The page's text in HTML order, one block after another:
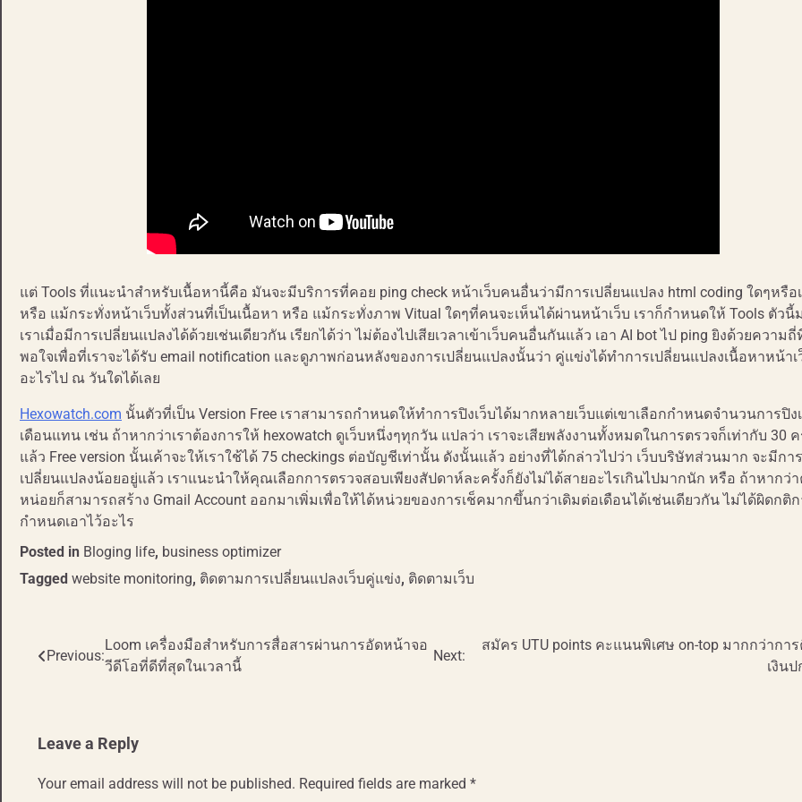
แต่ Tools ที่แนะนำสำหรับเนื้อหานี้คือ มันจะมีบริการที่คอย ping check หน้าเว็บคนอื่นว่ามีการเปลี่ยนแปลง html coding ใดๆหรือ
หรือ แม้กระทั่งหน้าเว็บทั้งส่วนที่เป็นเนื้อหา หรือ แม้กระทั่งภาพ Vitual ใดๆที่คนจะเห็นได้ผ่านหน้าเว็บ เราก็กำหนดให้ Tools ตัวนี้
เราเมื่อมีการเปลี่ยนแปลงได้ด้วยเช่นเดียวกัน เรียกได้ว่า ไม่ต้องไปเสียเวลาเข้าเว็บคนอื่นกันแล้ว เอา AI bot ไป ping ยิงด้วยความถี่
พอใจเพื่อที่เราจะได้รับ email notification และดูภาพก่อนหลังของการเปลี่ยนแปลงนั้นว่า คู่แข่งได้ทำการเปลี่ยนแปลงเนื้อหาหน้าเ
อะไรไป ณ วันใดได้เลย
Hexowatch.com นั้นตัวที่เป็น Version Free เราสามารถกำหนดให้ทำการปิงเว็บได้มากหลายเว็บแต่เขาเลือกกำหนดจำนวนการปิง
เดือนแทน เช่น ถ้าหากว่าเราต้องการให้ hexowatch ดูเว็บหนึ่งๆทุกวัน แปลว่า เราจะเสียพลังงานทั้งหมดในการตรวจก็เท่ากับ 30 ค
แล้ว Free version นั้นเค้าจะให้เราใช้ได้ 75 checkings ต่อบัญชีเท่านั้น ดังนั้นแล้ว อย่างที่ได้กล่าวไปว่า เว็บบริษัทส่วนมาก จะมีการ
เปลี่ยนแปลงน้อยอยู่แล้ว เราแนะนำให้คุณเลือกการตรวจสอบเพียงสัปดาห์ละครั้งก็ยังไม่ได้สายอะไรเกินไปมากนัก หรือ ถ้าหากว่
หน่อยก็สามารถสร้าง Gmail Account ออกมาเพิ่มเพื่อให้ได้หน่วยของการเช็คมากขึ้นกว่าเดิมต่อเดือนได้เช่นเดียวกัน ไม่ได้ผิดกติก
กำหนดเอาไว้อะไร
Posted in Bloging life, business optimizer
Tagged website monitoring, ติดตามการเปลี่ยนแปลงเว็บคู่แข่ง, ติดตามเว็บ
Post
Previous:
Loom เครื่องมือสำหรับการสื่อสารผ่านการอัดหน้าจอ
วีดีโอที่ดีที่สุดในเวลานี้
Next:
สมัคร UTU points คะแนนพิเศษ on-top มากกว่ากา
เงินป
Leave a Reply
Your email address will not be published. Required fields are marked *